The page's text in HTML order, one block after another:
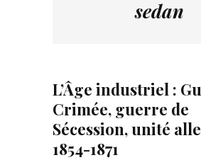
sedan
L’Âge industriel :
Crimée, guerre de
Sécession, unité
1854-1871